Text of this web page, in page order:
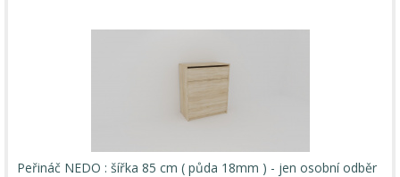
Peřináč NEDO : šířka 85 cm ( půda 18mm ) - jen osobní odběr